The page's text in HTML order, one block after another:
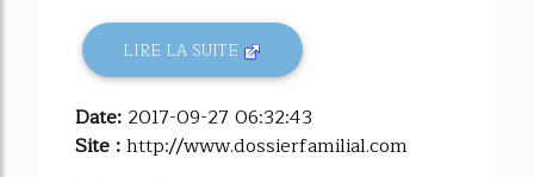
LIRE LA SUITE
Date: 2017-09-27 06:32:43
Site :http://www.dossierfamilial.com